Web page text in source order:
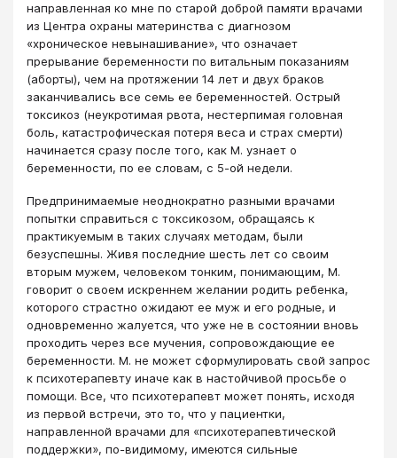
направленная ко мне по старой доброй памяти врачами
из Центра охраны материнства с диагнозом
«хроническое невынашивание», что означает
прерывание беременности по витальным показаниям
(аборты), чем на протяжении 14 лет и двух браков
заканчивались все семь ее беременностей. Острый
токсикоз (неукротимая рвота, нестерпимая головная
боль, катастрофическая потеря веса и страх смерти)
начинается сразу после того, как М. узнает о
беременности, по ее словам, с 5-ой недели.
Предпринимаемые неоднократно разными врачами
попытки справиться с токсикозом, обращаясь к
практикуемым в таких случаях методам, были
безуспешны. Живя последние шесть лет со своим
вторым мужем, человеком тонким, понимающим, М.
говорит о своем искреннем желании родить ребенка,
которого страстно ожидают ее муж и его родные, и
одновременно жалуется, что уже не в состоянии вновь
проходить через все мучения, сопровождающие ее
беременности. М. не может сформулировать свой запрос
к психотерапевту иначе как в настойчивой просьбе о
помощи. Все, что психотерапевт может понять, исходя
из первой встречи, это то, что у пациентки,
направленной врачами для «психотерапевтической
поддержки», по-видимому, имеются сильные